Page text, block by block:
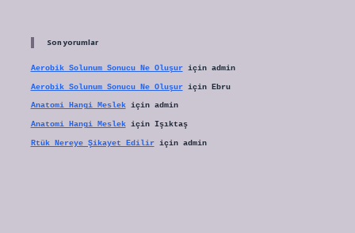
Son yorumlar
Aerobik Solunum Sonucu Ne Oluşuriçin admin
Aerobik Solunum Sonucu Ne Oluşuriçin Ebru
Anatomi Hangi Meslekiçin admin
Anatomi Hangi Meslekiçin Işıktaş
Rtük Nereye Şikayet Ediliriçin admin